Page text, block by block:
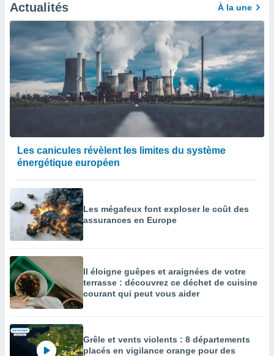
Actualités À la une
Les canicules révèlent les limites du système
énergétique européen
Les mégafeux font exploser le coût des
assurances en Europe
Il éloigne guêpes et araignées de votre
terrasse : découvrez ce déchet de cuisine
courant qui peut vous aider
Grêle et vents violents : 8 départements
placés en vigilance orange pour des